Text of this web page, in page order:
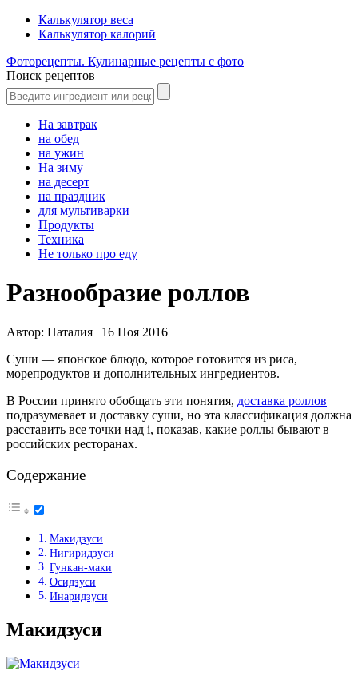
Калькулятор веса
Калькулятор калорий
Фоторецепты. Кулинарные рецепты с фото
Поиск рецептов
На завтрак
на обед
на ужин
На зиму
на десерт
на праздник
для мультиварки
Продукты
Техника
Не только про еду
Разнообразие роллов
Автор: Наталия | 16 Ноя 2016
Суши — японское блюдо, которое готовится из риса,
морепродуктов и дополнительных ингредиентов.
В России принято обобщать эти понятия, доставка роллов
подразумевает и доставку суши, но эта классификация должна
расставить все точки над i, показав, какие роллы бывают в
российских ресторанах.
Содержание
Макидзуси
Нигиридзуси
Гункан-маки
Осидзуси
Инаридзуси
Макидзуси